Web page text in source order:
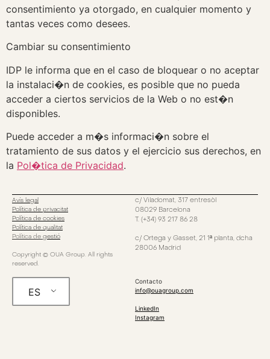
consentimiento ya otorgado, en cualquier momento y
tantas veces como desees.
Cambiar su consentimiento
IDP le informa que en el caso de bloquear o no aceptar
la instalaci�n de cookies, es posible que no pueda
acceder a ciertos servicios de la Web o no est�n
disponibles.
Puede acceder a m�s informaci�n sobre el
tratamiento de sus datos y el ejercicio sus derechos, en
la Pol�tica de Privacidad.
Avís legal
Política de privacitat
Política de cookies
Política de qualitat
Política de gestió
Copyright © OUA Group. All rights
reserved.
c/ Viladomat, 317 entresòl
08029 Barcelona
T. (+34) 93 217 86 28
c/ Ortega y Gasset, 21 1ª planta, dcha
28006 Madrid
ES
Contacto
info@ouagroup.com
LinkedIn
Instagram